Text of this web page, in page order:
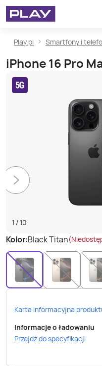
Play.pl Smartfony i
iPhone 16 Pro
1 /10
Kolor:Black Titan
Karta informacyjna
Informacje o ładowaniu
Przejdź do specyfikacji